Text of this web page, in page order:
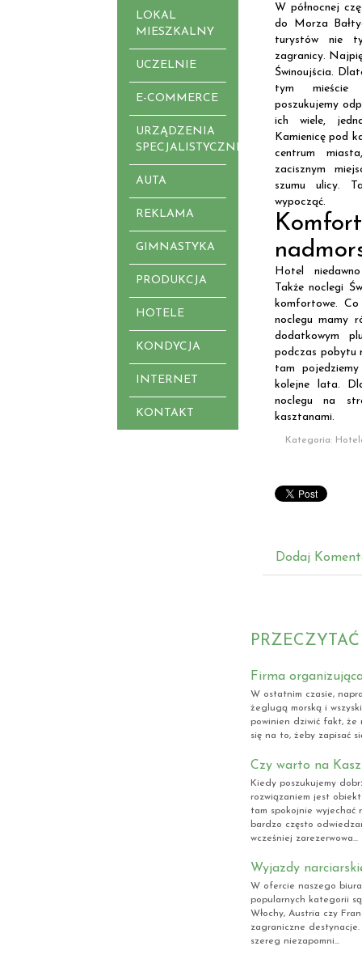
LOKAL
MIESZKALNY
UCZELNIE
E-COMMERCE
URZĄDZENIA
SPECJALISTYCZNE
AUTA
REKLAMA
GIMNASTYKA
PRODUKCJA
HOTELE
KONDYCJA
INTERNET
KONTAKT
W północnej
do Morza
turystów nie
zagranicy.
Świnoujścia.
tym mieście
poszukujemy
ich wiele,
Kamienicę pod
centrum
zacisznym
szumu ulicy.
wypocząć.
Hotel
Także noclegi
komfortowe.
noclegu mamy
dodatkowym
podczas pobytu
tam
kolejne lata.
noclegu na
kasztanami.
Kategoria:
Dodaj
Firma
W ostatnim czasie,
żeglugą morską i
powinien dziwić fakt, że
się na to, żeby zapisać
Czy warto na
Kiedy poszukujemy
rozwiązaniem jest
tam spokojnie wyjechać
bardzo często
wcześniej zarezerwowa...
Wyjazdy
W ofercie naszego
popularnych kategorii
Włochy, Austria czy
zagraniczne
szereg niezapomni...